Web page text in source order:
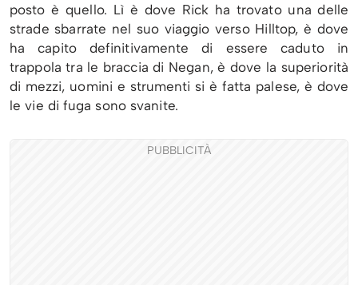
posto è quello. Lì è dove Rick ha trovato una delle
strade sbarrate nel suo viaggio verso Hilltop, è dove
ha capito definitivamente di essere caduto in
trappola tra le braccia di Negan, è dove la superiorità
di mezzi, uomini e strumenti si è fatta palese, è dove
le vie di fuga sono svanite.
PUBBLICITÀ